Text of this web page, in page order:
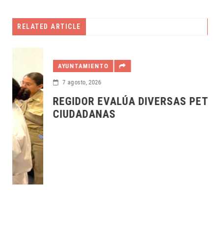
RELATED ARTICLE
AYUNTAMIENTO
7 agosto, 2026
REGIDOR EVALÚA DIVERSAS PETICIONES
CIUDADANAS